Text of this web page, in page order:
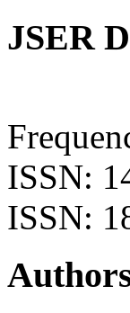
JSER
ISSN:
ISSN: